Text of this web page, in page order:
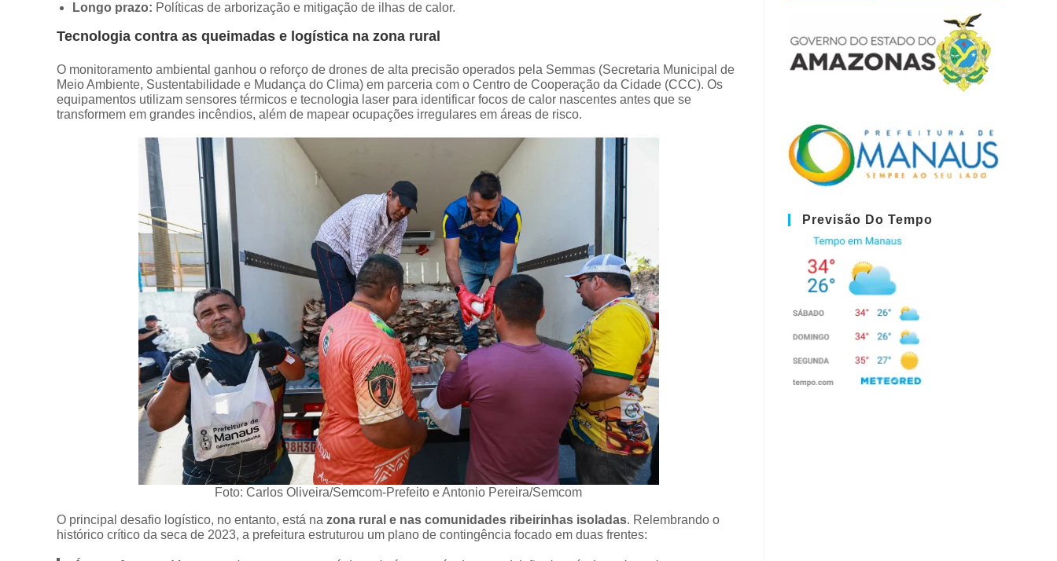
Longo prazo: Políticas de arborização e mitigação de ilhas de calor.
Tecnologia contra as queimadas e logística na zona rural
O monitoramento ambiental ganhou o reforço de drones de alta precisão operados pela Semmas (Secretaria Municipal de
Meio Ambiente, Sustentabilidade e Mudança do Clima) em parceria com o Centro de Cooperação da Cidade (CCC). Os
equipamentos utilizam sensores térmicos e tecnologia laser para identificar focos de calor nascentes antes que se
transformem em grandes incêndios, além de mapear ocupações irregulares em áreas de risco.
Foto: Carlos Oliveira/Semcom-Prefeito e Antonio Pereira/Semcom
O principal desafio logístico, no entanto, está na zona rural e nas comunidades ribeirinhas isoladas. Relembrando o
histórico crítico da seca de 2023, a prefeitura estruturou um plano de contingência focado em duas frentes:
Previsão Do Tempo